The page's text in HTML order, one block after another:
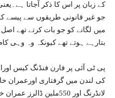
کے زبان پر اس کا ذکر آجاتا
جو غیر قانونی طریقوں سے پیسے
میں لگانے کو جو بات کرتے تھے
بتارہے ہوتے تھے کیونکہ وہ وہی
پی ٹی آئی پر فارن فنڈنگ کیس
کی لندن میں گرفتاری اورعمران
لانڈرنگ اور 550ملین